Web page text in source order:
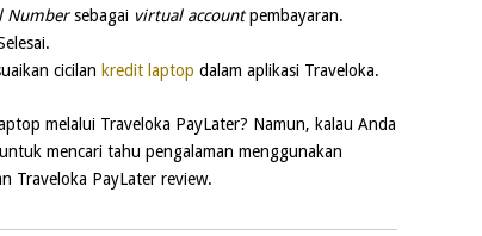
Numbersebagai virtual accountpembayaran.
cicilan kredit laptopdalam aplikasi Traveloka.
melalui Traveloka PayLater? Namun, kalau Anda
mencari tahu pengalaman menggunakan
Traveloka PayLater review.